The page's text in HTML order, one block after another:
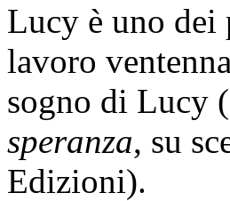
Lucy è uno
lavoro
sogno di Lucy
speranza, su
Edizioni).